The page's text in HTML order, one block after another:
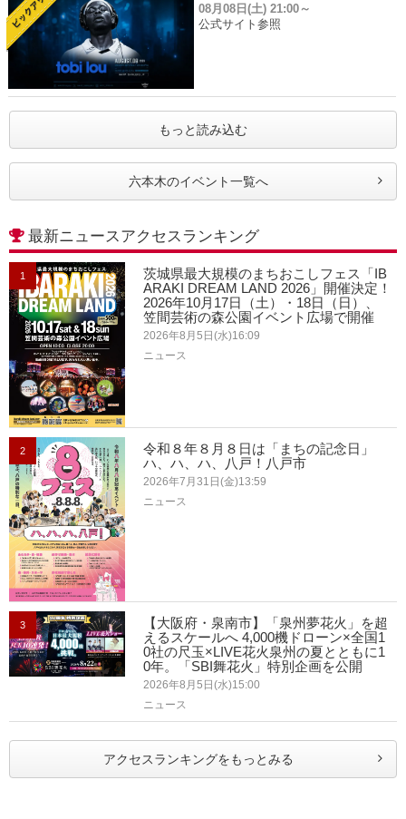
08月08日(土) 21:00～
公式サイト参照
もっと読み込む
六本木のイベント一覧へ
最新ニュースアクセスランキング
1
茨城県最大規模のまちおこしフェス「IB
ARAKI DREAM LAND 2026」開催決定！
2026年10月17日（土）・18日（日）、
笠間芸術の森公園イベント広場で開催
2026年8月5日(水)16:09
ニュース
2
令和８年８月８日は「まちの記念日」
ハ、ハ、ハ、八戸！八戸市
2026年7月31日(金)13:59
ニュース
3
【大阪府・泉南市】「泉州夢花火」を超
えるスケールへ 4,000機ドローン×全国1
0社の尺玉×LIVE花火泉州の夏とともに1
0年。「SBI舞花火」特別企画を公開
2026年8月5日(水)15:00
ニュース
アクセスランキングをもっとみる